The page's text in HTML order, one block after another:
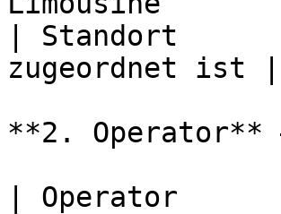
| Standort
zugeordnet ist |
**2. Operator**
| Operator